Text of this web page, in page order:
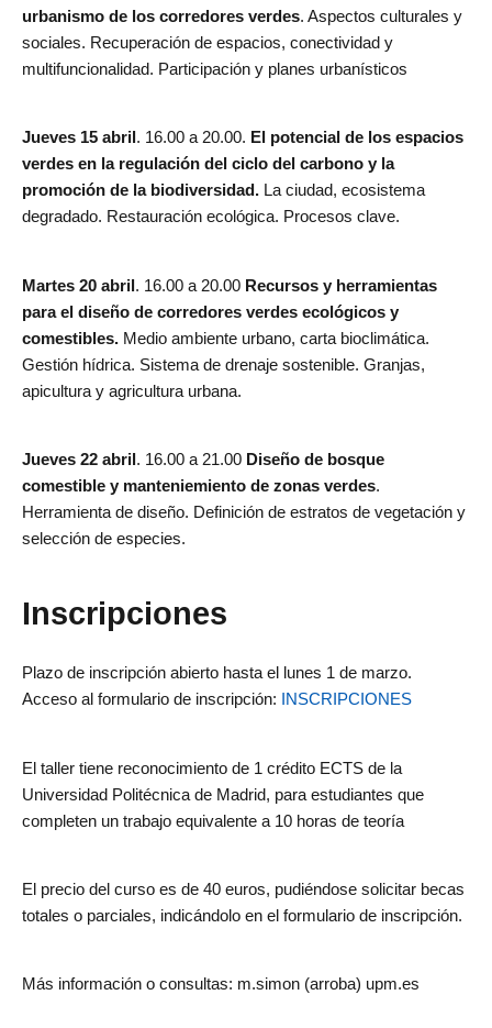
urbanismo de los corredores verdes. Aspectos culturales y
sociales. Recuperación de espacios, conectividad y
multifuncionalidad. Participación y planes urbanísticos
Jueves 15 abril. 16.00 a 20.00. El potencial de los espacios
verdes en la regulación del ciclo del carbono y la
promoción de la biodiversidad. La ciudad, ecosistema
degradado. Restauración ecológica. Procesos clave.
Martes 20 abril. 16.00 a 20.00 Recursos y herramientas
para el diseño de corredores verdes ecológicos y
comestibles. Medio ambiente urbano, carta bioclimática.
Gestión hídrica. Sistema de drenaje sostenible. Granjas,
apicultura y agricultura urbana.
Jueves 22 abril. 16.00 a 21.00 Diseño de bosque
comestible y manteniemiento de zonas verdes.
Herramienta de diseño. Definición de estratos de vegetación y
selección de especies.
Inscripciones
Plazo de inscripción abierto hasta el lunes 1 de marzo.
Acceso al formulario de inscripción: INSCRIPCIONES
El taller tiene reconocimiento de 1 crédito ECTS de la
Universidad Politécnica de Madrid, para estudiantes que
completen un trabajo equivalente a 10 horas de teoría
El precio del curso es de 40 euros, pudiéndose solicitar becas
totales o parciales, indicándolo en el formulario de inscripción.
Más información o consultas: m.simon (arroba) upm.es